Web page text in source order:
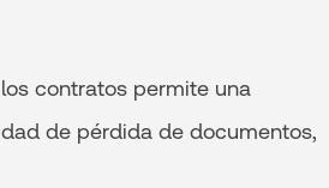
contratos permite una
de pérdida de documentos,